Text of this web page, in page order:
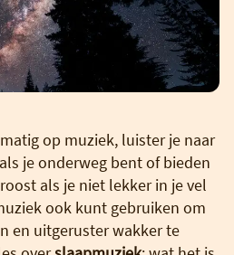
op muziek, luister je naar
je onderweg bent of bieden
als je niet lekker in je vel
ook kunt gebruiken om
en uitgeruster wakker te